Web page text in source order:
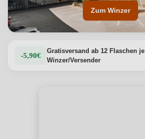
Zum Winzer
-5,90€
Gratisversand ab 12 Flaschen je
Winzer/Versender